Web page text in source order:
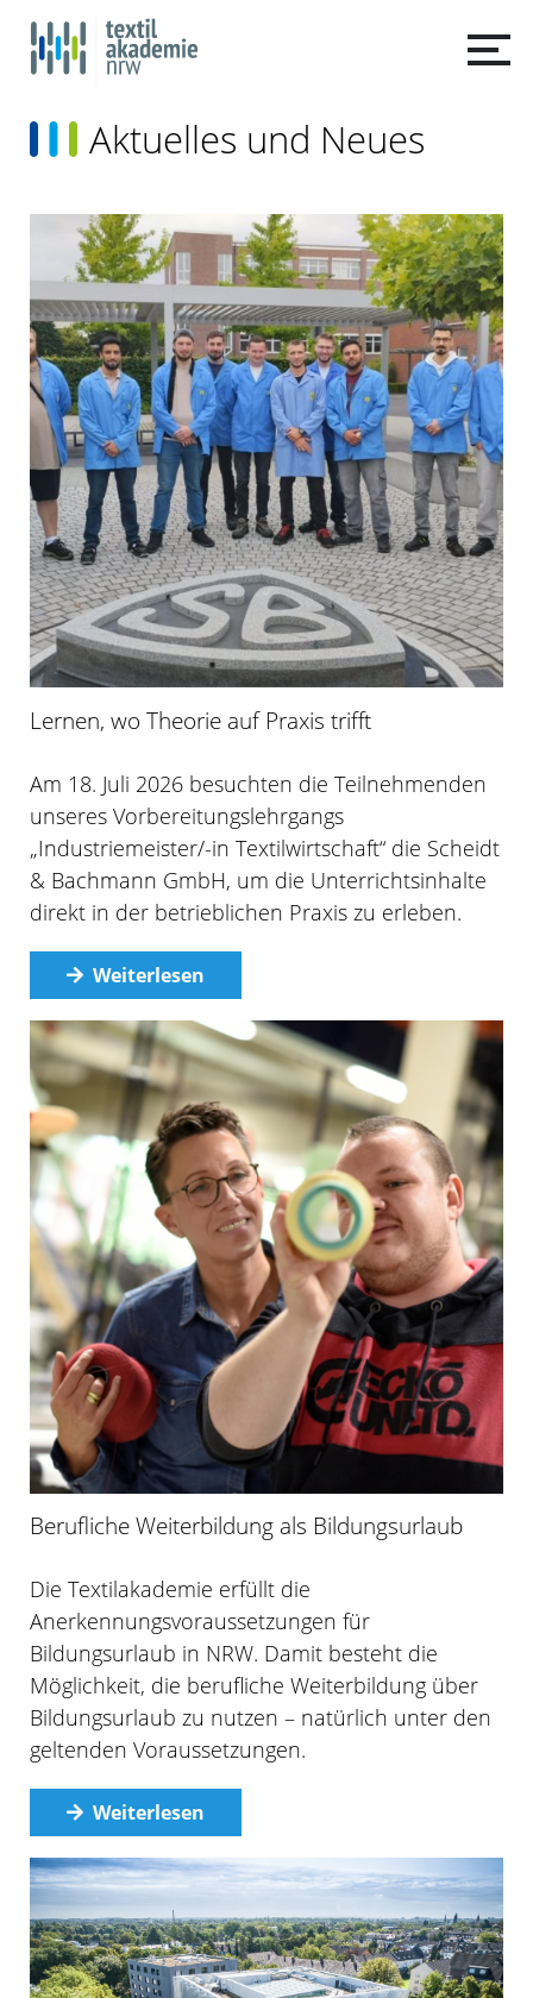
Aktuelles und Neues
Lernen, wo Theorie auf Praxis trifft
Am 18. Juli 2026 besuchten die Teilnehmenden
unseres Vorbereitungslehrgangs
„Industriemeister/-in Textilwirtschaft“ die Scheidt
& Bachmann GmbH, um die Unterrichtsinhalte
direkt in der betrieblichen Praxis zu erleben.
Weiterlesen
Berufliche Weiterbildung als Bildungsurlaub
Die Textilakademie erfüllt die
Anerkennungsvoraussetzungen für
Bildungsurlaub in NRW. Damit besteht die
Möglichkeit, die berufliche Weiterbildung über
Bildungsurlaub zu nutzen – natürlich unter den
geltenden Voraussetzungen.
Weiterlesen